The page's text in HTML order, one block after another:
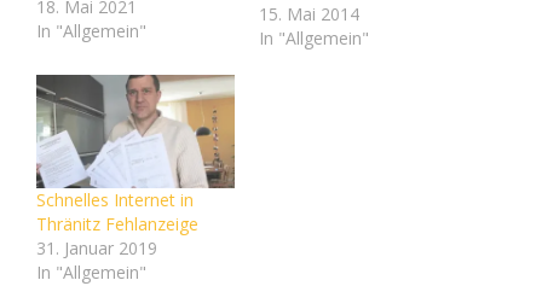
18. Mai 2021
In "Allgemein"
Thränitz bildet mit dem
Dorf Collis und der
15. Mai 2014
In "Allgemein"
Schnelles Internet in
Thränitz Fehlanzeige
31. Januar 2019
In "Allgemein"